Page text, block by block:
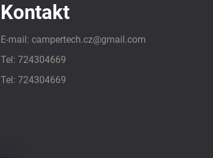
Kontakt
E-mail: campertech.cz@gmail.com
Tel: 724304669
Tel: 724304669